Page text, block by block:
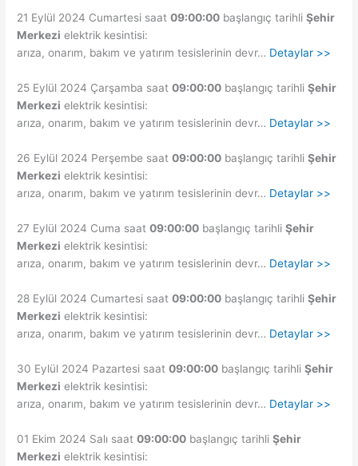
21 Eylül 2024 Cumartesi saat09:00:00 başlangıç tarihliŞehir
Merkezi elektrik kesintisi:
arıza, onarım, bakım ve yatırım tesislerinin devr… Detaylar >>
25 Eylül 2024 Çarşamba saat09:00:00 başlangıç tarihliŞehir
Merkezi elektrik kesintisi:
arıza, onarım, bakım ve yatırım tesislerinin devr… Detaylar >>
26 Eylül 2024 Perşembe saat09:00:00 başlangıç tarihliŞehir
Merkezi elektrik kesintisi:
arıza, onarım, bakım ve yatırım tesislerinin devr… Detaylar >>
27 Eylül 2024 Cuma saat09:00:00 başlangıç tarihliŞehir
Merkezi elektrik kesintisi:
arıza, onarım, bakım ve yatırım tesislerinin devr… Detaylar >>
28 Eylül 2024 Cumartesi saat09:00:00 başlangıç tarihliŞehir
Merkezi elektrik kesintisi:
arıza, onarım, bakım ve yatırım tesislerinin devr… Detaylar >>
30 Eylül 2024 Pazartesi saat09:00:00 başlangıç tarihliŞehir
Merkezi elektrik kesintisi:
arıza, onarım, bakım ve yatırım tesislerinin devr… Detaylar >>
01 Ekim 2024 Salı saat09:00:00 başlangıç tarihliŞehir
Merkezi elektrik kesintisi: